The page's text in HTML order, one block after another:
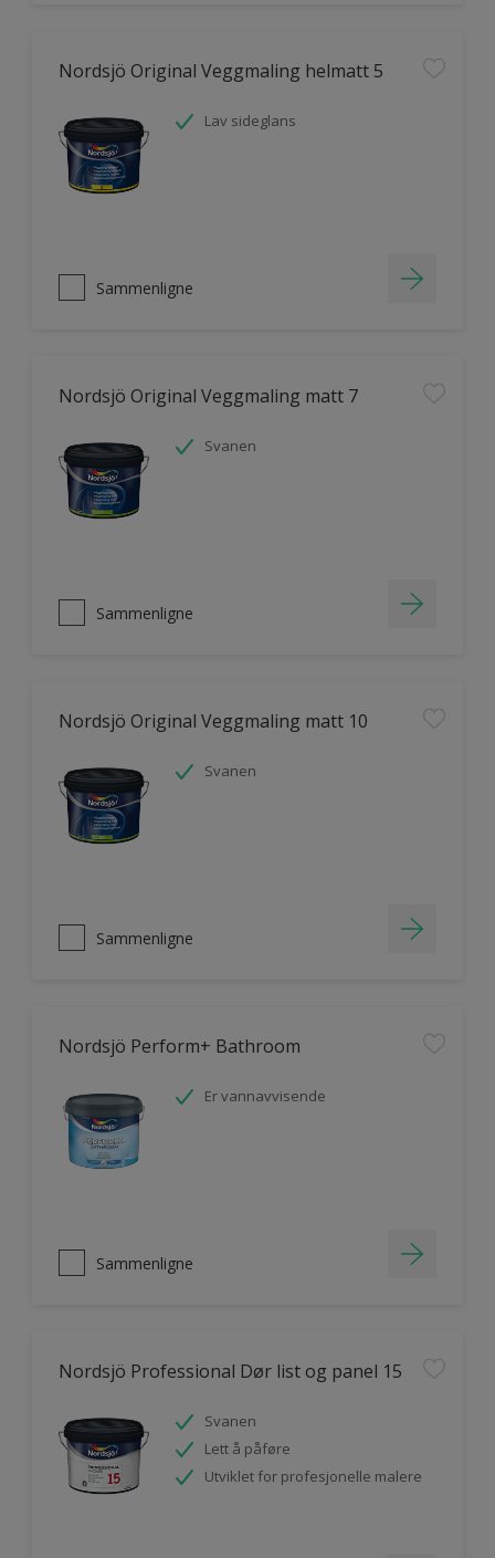
Nordsjö Original Veggmaling helmatt 5
Lav sideglans
Sammenligne
Nordsjö Original Veggmaling matt 7
Svanen
Sammenligne
Nordsjö Original Veggmaling matt 10
Svanen
Sammenligne
Nordsjö Perform+ Bathroom
Er vannavvisende
Sammenligne
Nordsjö Professional Dør list og panel 15
Svanen
Lett å påføre
Utviklet for profesjonelle malere